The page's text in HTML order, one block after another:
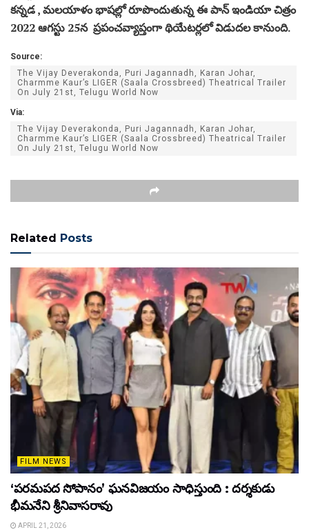
కన్నడ , మలయాళం భాషల్లో రూపొందుతున్న ఈ పాన్ ఇండియా చిత్రం
2022 ఆగస్టు 25న ప్రపంచవ్యాప్తంగా థియేటర్లలో విడుదల కానుంది.
Source:
The Vijay Deverakonda, Puri Jagannadh, Karan Johar,
Charmme Kaur’s LIGER (Saala Crossbreed) Theatrical Trailer
On July 21st, Telugu World Now
Via:
The Vijay Deverakonda, Puri Jagannadh, Karan Johar,
Charmme Kaur’s LIGER (Saala Crossbreed) Theatrical Trailer
On July 21st, Telugu World Now
Related Posts
FILM NEWS
‘పరమపద సోపానం’ ఘనవిజయం సాధిస్తుంది : దర్శకుడు
భీమనేని శ్రీనివాసరావు
APRIL 21, 2026